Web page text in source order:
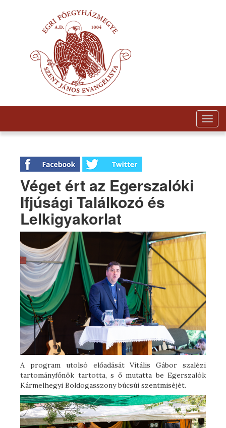
Véget ért az Egerszalóki
Ifjúsági Találkozó és
Lelkigyakorlat
A program utolsó előadását Vitális Gábor szalézi
tartományfőnök tartotta, s ő mutatta be Egerszalók
Kármelhegyi Boldogasszony búcsúi szentmiséjét.